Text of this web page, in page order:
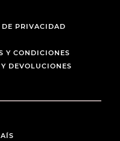
PRIVACIDAD
Y CONDICIONES
DEVOLUCIONES